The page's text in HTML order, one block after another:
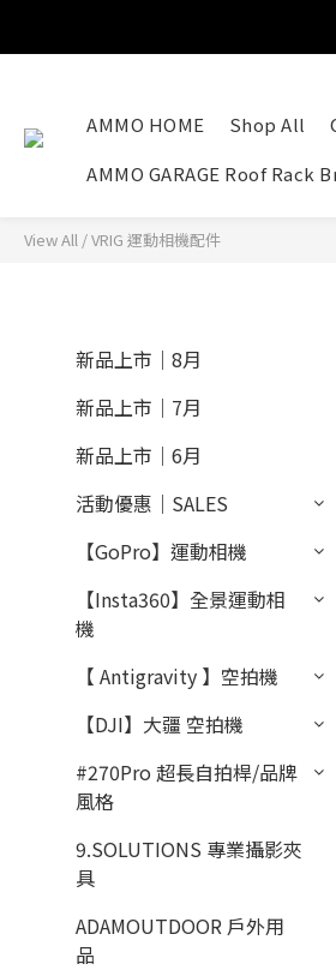
AMMO HOME Shop All
AMMO GARAGE Roof Rack
View All /VRIG 運動相機配件
新品上市｜8月
新品上市｜7月
新品上市｜6月
活動優惠｜SALES
【GoPro】運動相機
【Insta360】全景運動相
機
【 Antigravity 】空拍機
【DJI】大疆 空拍機
#270Pro 超長自拍桿/品牌
風格
9.SOLUTIONS 專業攝影夾
具
ADAMOUTDOOR 戶外用
品